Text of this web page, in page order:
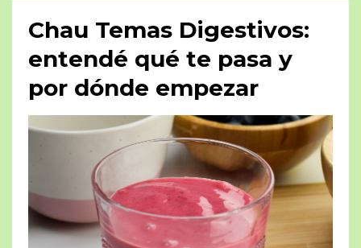
Chau Temas Digestivos:
entendé qué te pasa y
por dónde empezar